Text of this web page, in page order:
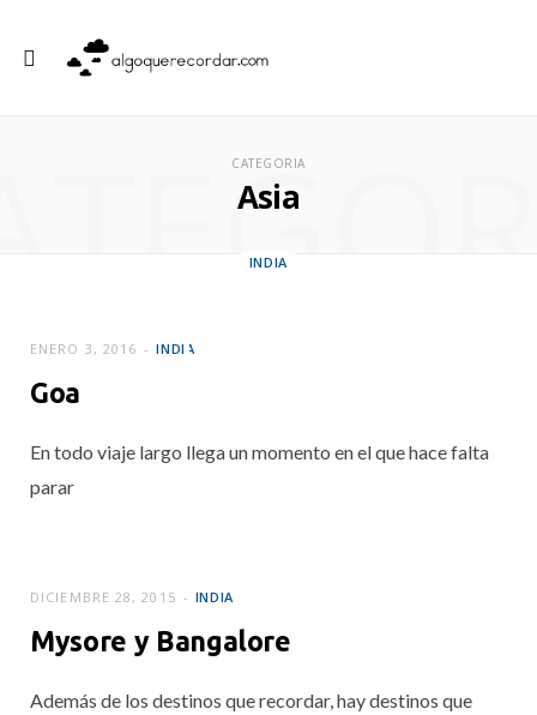
CATEGORIA
Asia
INDIA
últimos días
INDIA
ENERO 3, 2016
Goa
En todo viaje largo llega un momento en el que hace falta
parar
INDIA
DICIEMBRE 28, 2015
Mysore y Bangalore
Además de los destinos que recordar, hay destinos que